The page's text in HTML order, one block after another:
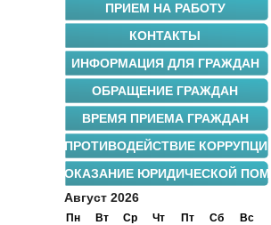
ПРИЕМ НА РАБОТУ
КОНТАКТЫ
ИНФОРМАЦИЯ ДЛЯ ГРАЖДАН
ОБРАЩЕНИЕ ГРАЖДАН
ВРЕМЯ ПРИЕМА ГРАЖДАН
ПРОТИВОДЕЙСТВИЕ КОРРУПЦИИ
ОКАЗАНИЕ ЮРИДИЧЕСКОЙ
Август 2026
Пн Вт Ср Чт Пт Сб Вс